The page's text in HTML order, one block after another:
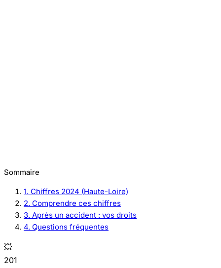
Sommaire
1. Chiffres 2024 (Haute-Loire)
2. Comprendre ces chiffres
3. Après un accident : vos droits
4. Questions fréquentes
💥
201